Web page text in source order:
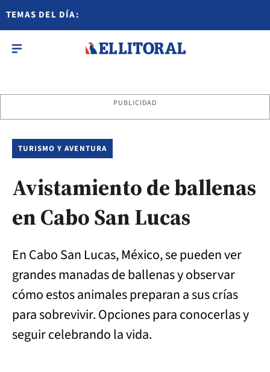
TEMAS DEL DÍA:
PUBLICIDAD
TURISMO Y AVENTURA
Avistamiento de ballenas
en Cabo San Lucas
En Cabo San Lucas, México, se pueden ver
grandes manadas de ballenas y observar
cómo estos animales preparan a sus crías
para sobrevivir. Opciones para conocerlas y
seguir celebrando la vida.